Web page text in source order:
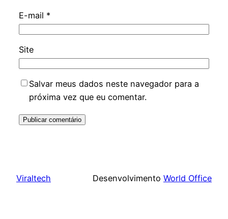
E-mail *
Site
Salvar meus dados neste navegador para a
próxima vez que eu comentar.
Viraltech Desenvolvimento World Office